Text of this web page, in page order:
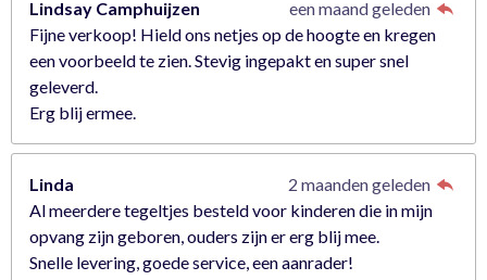
Lindsay Camphuijzen
een maand geleden
Fijne verkoop! Hield ons netjes op de hoogte en kregen
een voorbeeld te zien. Stevig ingepakt en super snel
geleverd.
Erg blij ermee.
Linda
2 maanden geleden
Al meerdere tegeltjes besteld voor kinderen die in mijn
opvang zijn geboren, ouders zijn er erg blij mee.
Snelle levering, goede service, een aanrader!